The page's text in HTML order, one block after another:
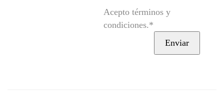
Acepto términos y
condiciones.*